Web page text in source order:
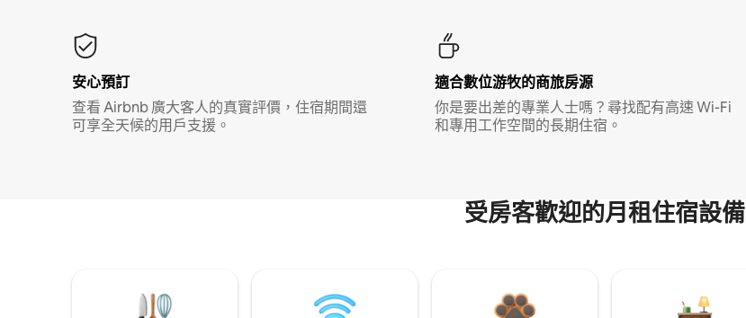
安心預訂
查看 Airbnb 廣大客人的真實評價，住宿期間還
可享全天候的用戶支援。
適合數位游牧的商旅房源
你是要出差的專業人士嗎？尋找配有高速 Wi-Fi
和專用工作空間的長期住宿。
受房客歡迎的月租住宿設備